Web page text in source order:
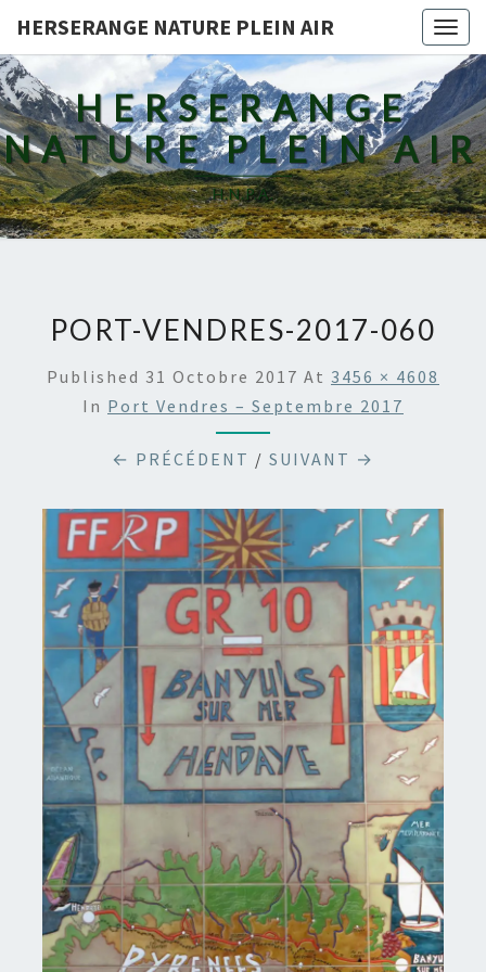
HERSERANGE NATURE PLEIN AIR
HERSERANGE
NATURE PLEIN AIR
H.N.P.A.
PORT-VENDRES-2017-060
Published 31 Octobre 2017 At 3456 × 4608
In Port Vendres – Septembre 2017
← PRÉCÉDENT / SUIVANT →